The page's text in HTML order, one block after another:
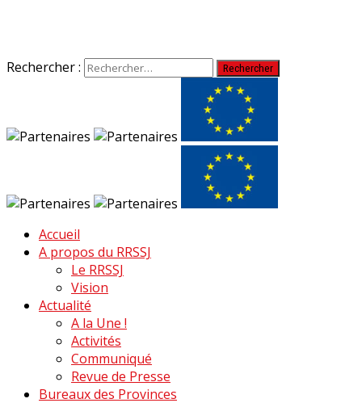
Rechercher :
Accueil
A propos du RRSSJ
Le RRSSJ
Vision
Actualité
A la Une !
Activités
Communiqué
Revue de Presse
Bureaux des Provinces